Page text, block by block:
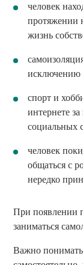
человек
протяжении
жизнь
исключению
спорт и
интернете
социальных
человек
общаться с
нередко
При появлении
заниматься
Важно